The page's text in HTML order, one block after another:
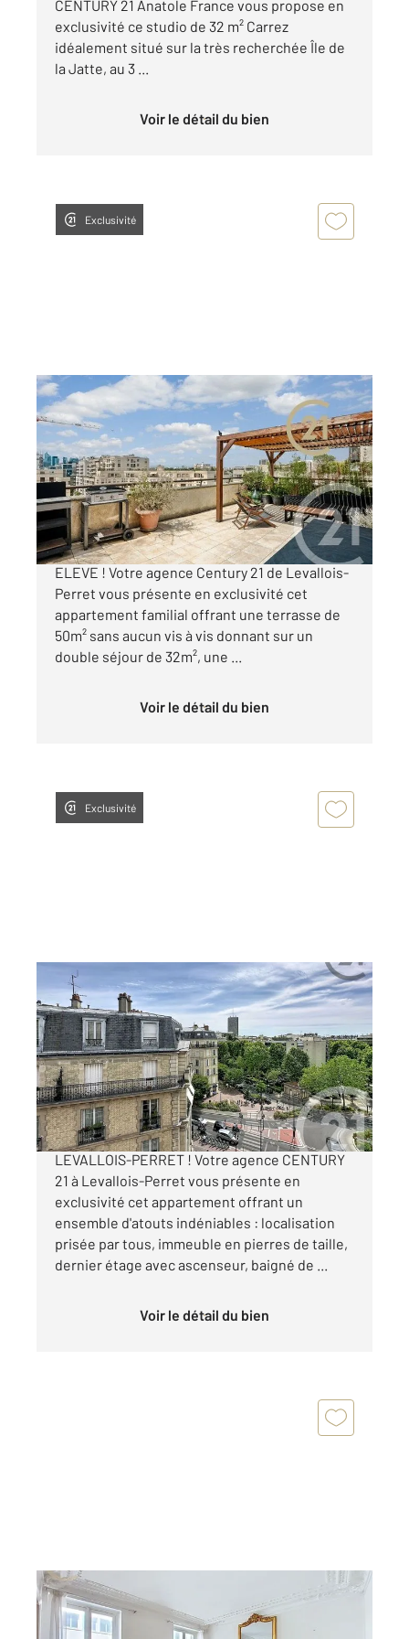
CENTURY 21 Anatole France vous propose en
exclusivité ce studio de 32 m² Carrez
idéalement situé sur la très recherchée Île de
la Jatte, au 3 ...
Voir le détail du bien
Exclusivité
LEVALLOIS PERRET 92
77,44 m2, 4 pièces
Ref : 3198
Appartement F4 à vendre
965 000 €
4 PIECES AVEC TERRASSE DE 50m² EN ETAGE
ELEVE ! Votre agence Century 21 de Levallois-
Perret vous présente en exclusivité cet
appartement familial offrant une terrasse de
50m² sans aucun vis à vis donnant sur un
double séjour de 32m², une ...
Voir le détail du bien
Exclusivité
LEVALLOIS PERRET 92
46,20 m
, 2 pièces
Ref : 3178
Appartement F2 à vendre
535 000 €
APPARTEMENT RARE SUR LE MARCHE DE
LEVALLOIS-PERRET ! Votre agence CENTURY
21 à Levallois-Perret vous présente en
exclusivité cet appartement offrant un
ensemble d'atouts indéniables : localisation
prisée par tous, immeuble en pierres de taille,
dernier étage avec ascenseur, baigné de ...
Voir le détail du bien
LEVALLOIS PERRET 92
65,50 m2, 3 pièces
Ref : 2931